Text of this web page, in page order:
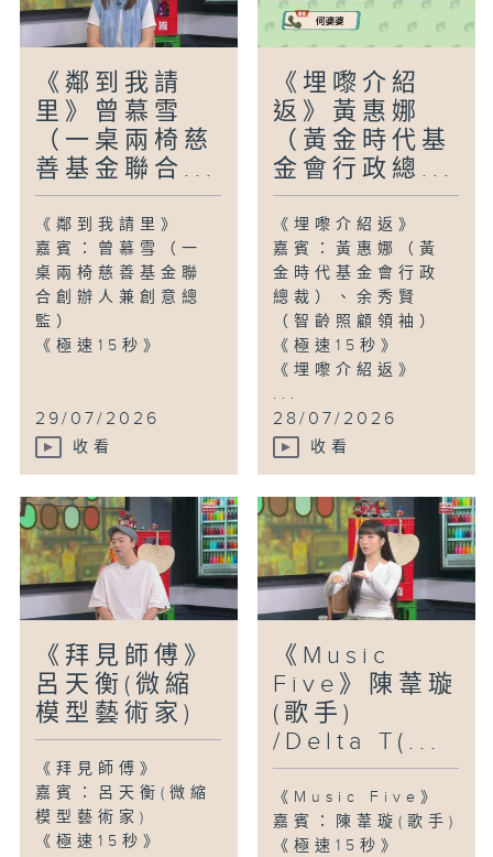
《鄰到我請
里》曾慕雪
（一桌兩椅慈
善基金聯合...
《鄰到我請里》
嘉賓：曾慕雪（一
桌兩椅慈善基金聯
合創辦人兼創意總
監）
《極速15秒》
29/07/2026
收看
《埋嚟介紹
返》黃惠娜
（黃金時代基
金會行政總...
《埋嚟介紹返》
嘉賓：黃惠娜（黃
金時代基金會行政
總裁）、余秀賢
（智齡照顧領袖）
《極速15秒》
《埋嚟介紹返》
...
28/07/2026
收看
《拜見師傅》
呂天衡(微縮
模型藝術家)
《拜見師傅》
嘉賓：呂天衡(微縮
模型藝術家)
《極速15秒》
《Music
Five》陳葦璇
(歌手)
/Delta T(...
《Music Five》
嘉賓：陳葦璇(歌手)
《極速15秒》